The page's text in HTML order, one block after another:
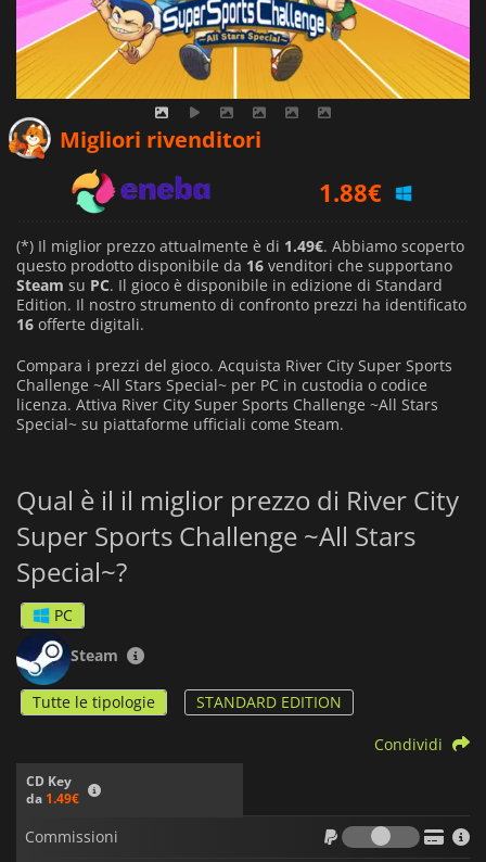
Migliori rivenditori
1.88€
1.49€
(*) Il miglior prezzo attualmente è di 1.49€. Abbiamo scoperto
questo prodotto disponibile da 16 venditori che supportano
Steam su PC. Il gioco è disponibile in edizione di Standard
Edition. Il nostro strumento di confronto prezzi ha identificato
16 offerte digitali.
Compara i prezzi del gioco. Acquista River City Super Sports
Challenge ~All Stars Special~ per PC in custodia o codice
licenza. Attiva River City Super Sports Challenge ~All Stars
Special~ su piattaforme ufficiali come Steam.
Qual è il il miglior prezzo di River City
Super Sports Challenge ~All Stars
Special~?
PC
Steam
Tutte le tipologie STANDARD EDITION
CD Key
da 1.49€
Condividi
Commissioni